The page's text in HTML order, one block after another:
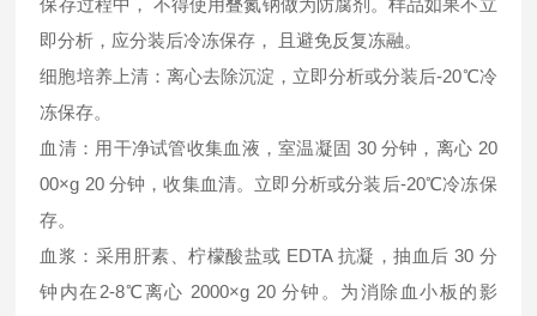
保存过程中， 不得使用叠氮钠做为防腐剂。样品如果不立
即分析，应分装后冷冻保存， 且避免反复冻融。
细胞培养上清：离心去除沉淀，立即分析或分装后-20℃冷
冻保存。
血清：用干净试管收集血液，室温凝固 30 分钟，离心 20
00×g 20 分钟，收集血清。立即分析或分装后-20℃冷冻保
存。
血浆：采用肝素、柠檬酸盐或 EDTA 抗凝，抽血后 30 分
钟内在2-8℃离心 2000×g 20 分钟。为消除血小板的影